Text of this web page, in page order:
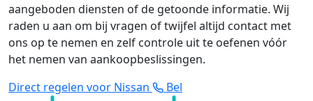
aangeboden diensten of de getoonde informatie. Wij
raden u aan om bij vragen of twijfel altijd contact met
ons op te nemen en zelf controle uit te oefenen vóór
het nemen van aankoopbeslissingen.
Direct regelen voor Nissan
Bel